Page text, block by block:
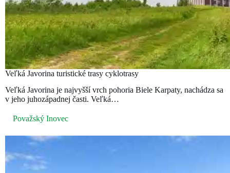
Veľká Javorina turistické trasy cyklotrasy
Veľká Javorina je najvyšší vrch pohoria Biele Karpaty, nachádza sa
v jeho juhozápadnej časti. Veľká…
Považský Inovec